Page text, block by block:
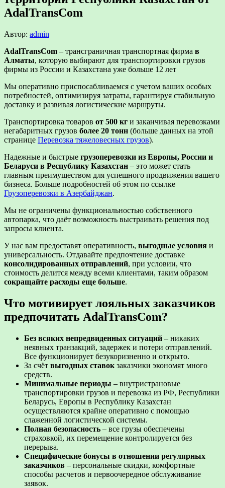
AdalTransCom
Автор: admin
AdalTransCom – трансграничная транспортная фирма в
Алматы, которую выбирают для транспортировки грузов
фирмы из России и Казахстана уже больше 12 лет
Мы оперативно приспосабливаемся с учетом ваших особых
потребностей, оптимизируя затраты, гарантируя стабильную
доставку и развивая логистические маршруты.
Транспортировка товаров от 500 кг и заканчивая перевозками
негабаритных грузов более 20 тонн (больше данных на этой
странице Перевозка тяжеловесных грузов).
Надежные и быстрые грузоперевозки из Европы, России и
Беларуси в Республику Казахстан – это может стать
главным преимуществом для успешного продвижения вашего
бизнеса. Больше подробностей об этом по ссылке
Грузоперевозки в Азербайджан.
Мы не ограничены функциональностью собственного
автопарка, что даёт возможность выстраивать решения под
запросы клиента.
У нас вам предоставят оперативность, выгодные условия и
универсальность. Отдавайте предпочтение доставке
консолидированных отправлений, при условии, что
стоимость делится между всеми клиентами, таким образом
сокращайте расходы еще больше.
Что мотивирует лояльных заказчиков
предпочитать AdalTransCom?
Без всяких непредвиденных ситуаций – никаких
неявных транзакций, задержек и потери отправлений.
Все функционирует безукоризненно и открыто.
За счёт выгодных ставок заказчики экономят много
средств.
Минимальные периоды – внутристрановые
транспортировки грузов и перевозка из РФ, Республики
Беларусь, Европы в Республику Казахстан
осуществляются крайне оперативно с помощью
слаженной логистической системы.
Полная безопасность – все грузы обеспечены
страховкой, их перемещение контролируется без
перерыва.
Специфические бонусы в отношении регулярных
заказчиков – персональные скидки, комфортные
способы расчетов и первоочередное обслуживание
заявок.